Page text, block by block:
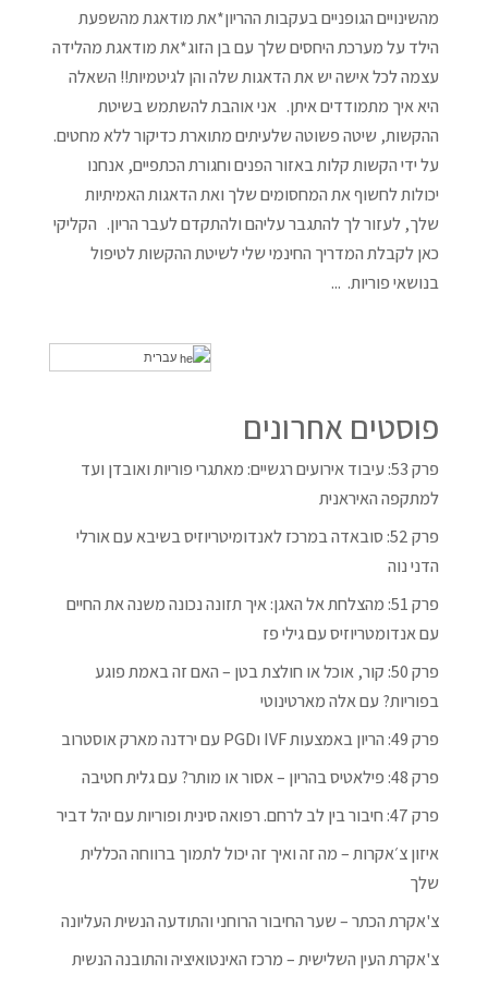
מהשינויים הגופניים בעקבות ההריון*את מודאגת מהשפעת
הילד על מערכת היחסים שלך עם בן הזוג*את מודאגת מהלידה
עצמה לכל אישה יש את הדאגות שלה והן לגיטמיות!! השאלה
היא איך מתמודדים איתן. אני אוהבת להשתמש בשיטת
ההקשות, שיטה פשוטה שלעיתים מתוארת כדיקור ללא מחטים.
על ידי הקשות קלות באזור הפנים וחגורת הכתפיים, אנחנו
יכולות לחשוף את המחסומים שלך ואת הדאגות האמיתיות
שלך, לעזור לך להתגבר עליהם ולהתקדם לעבר הריון. הקליקי
כאן לקבלת המדריך החינמי שלי לשיטת ההקשות לטיפול
בנושאי פוריות. ...
עברית
פוסטים אחרונים
פרק 53: עיבוד אירועים רגשיים: מאתגרי פוריות ואובדן ועד
למתקפה האיראנית
פרק 52: סובאדה במרכז לאנדומיטריוזיס בשיבא עם אורלי
הדני נוה
פרק 51: מהצלחת אל האגן: איך תזונה נכונה משנה את החיים
עם אנדומטריוזיס עם גילי פז
פרק 50: קור, אוכל או חולצת בטן – האם זה באמת פוגע
בפוריות? עם אלה מארטינוטי
פרק 49: הריון באמצעות IVF וPGD עם ירדנה מארק אוסטרוב
פרק 48: פילאטיס בהריון – אסור או מותר? עם גלית חטיבה
פרק 47: חיבור בין לב לרחם. רפואה סינית ופוריות עם יהל דביר
איזון צ׳אקרות – מה זה ואיך זה יכול לתמוך ברווחה הכללית
שלך
צ'אקרת הכתר – שער החיבור הרוחני והתודעה הנשית העליונה
צ'אקרת העין השלישית – מרכז האינטואיציה והתובנה הנשית